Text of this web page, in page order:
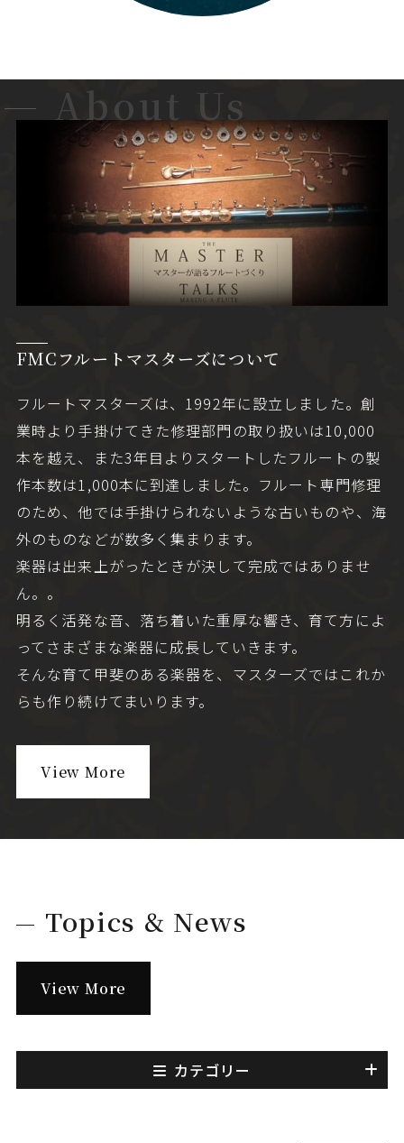
FMCフルートマスターズについて
フルートマスターズは、1992年に設立しました。創
業時より手掛けてきた修理部門の取り扱いは10,000
本を越え、また3年目よりスタートしたフルートの製
作本数は1,000本に到達しました。フルート専門修理
のため、他では手掛けられないような古いものや、海
外のものなどが数多く集まります。
楽器は出来上がったときが決して完成ではありませ
ん。。
明るく活発な音、落ち着いた重厚な響き、育て方によ
ってさまざまな楽器に成長していきます。
そんな育て甲斐のある楽器を、マスターズではこれか
らも作り続けてまいります。
View More
About Us
Topics & News
View More
カテゴリー